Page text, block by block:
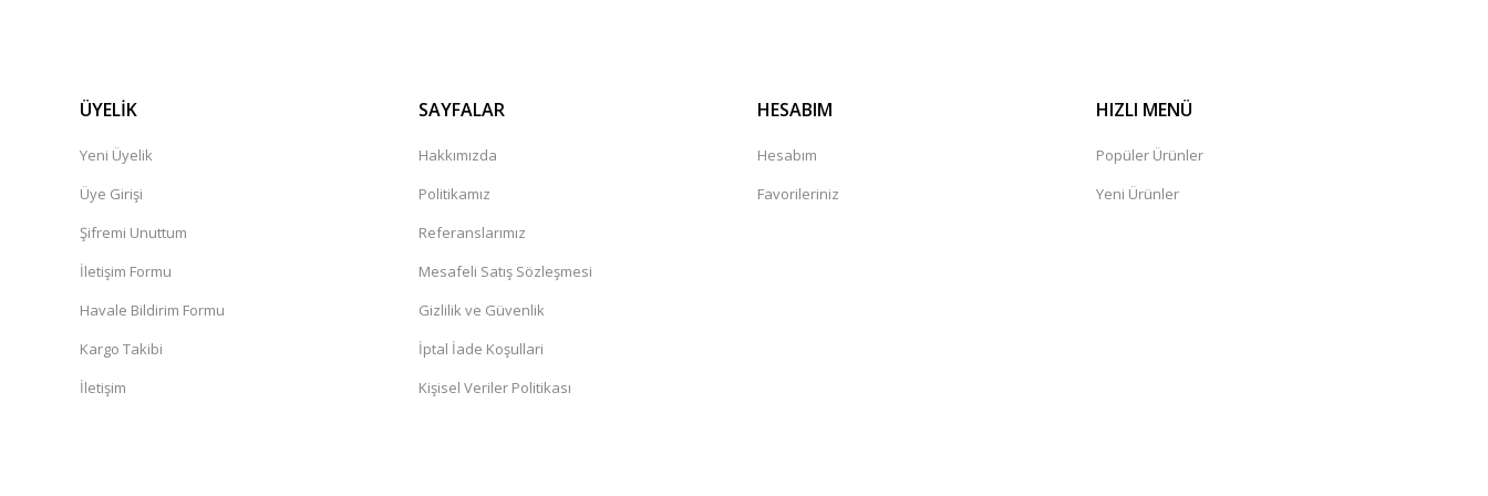
ÜYELİK
Yeni Üyelik
Üye Girişi
Şifremi Unuttum
İletişim Formu
Havale Bildirim Formu
Kargo Takibi
İletişim
SAYFALAR
Hakkımızda
Politikamız
Referanslarımız
Mesafeli Satış Sözleşmesi
Gizlilik ve Güvenlik
İptal İade Koşullari
Kişisel Veriler Politikası
HESABIM
Hesabım
Favorileriniz
HIZLI MENÜ
Popüler Ürünler
Yeni Ürünler